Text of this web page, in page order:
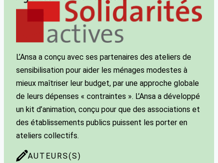
L’Ansa a conçu avec ses partenaires des ateliers de
sensibilisation pour aider les ménages modestes à
mieux maîtriser leur budget, par une approche globale
de leurs dépenses « contraintes ». L’Ansa a développé
un kit d’animation, conçu pour que des associations et
des établissements publics puissent les porter en
ateliers collectifs.
AUTEURS(S)